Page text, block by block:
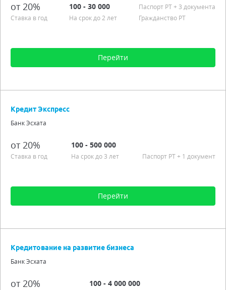
от 20%
Ставка в год
100 - 30 000
На срок до 2 лет
Паспорт РT+ 3 документа
Гражданство РТ
Перейти
Процентная ставка от 20,00%
Гражданство РТ
Подробно
Кредит Экспресс
Банк Эсхата
от 20%
Ставка в год
100 - 500 000
На срок до 3 лет Паспорт РT + 1 документ
Перейти
Процентная ставка от 20,00%
Подробно
Кредитование на развитие бизнеса
Банк Эсхата
от 20% 100 - 4 000 000